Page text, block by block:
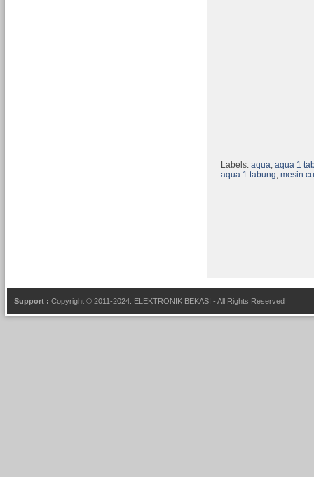
Labels: aqua aqua 1
aqua 1 tabung mesin
Support : Copyright © 2011-2024. ELEKTRONIK BEKASI - All Rights Reserved